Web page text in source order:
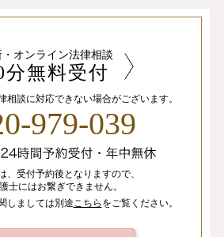
・オンライン法律相談
分無料受付
相談に対応できない場合がございます。
979-039
受付予約後となりますので、
士にはお繋ぎできません。
しましては別途 こちらをご覧ください。